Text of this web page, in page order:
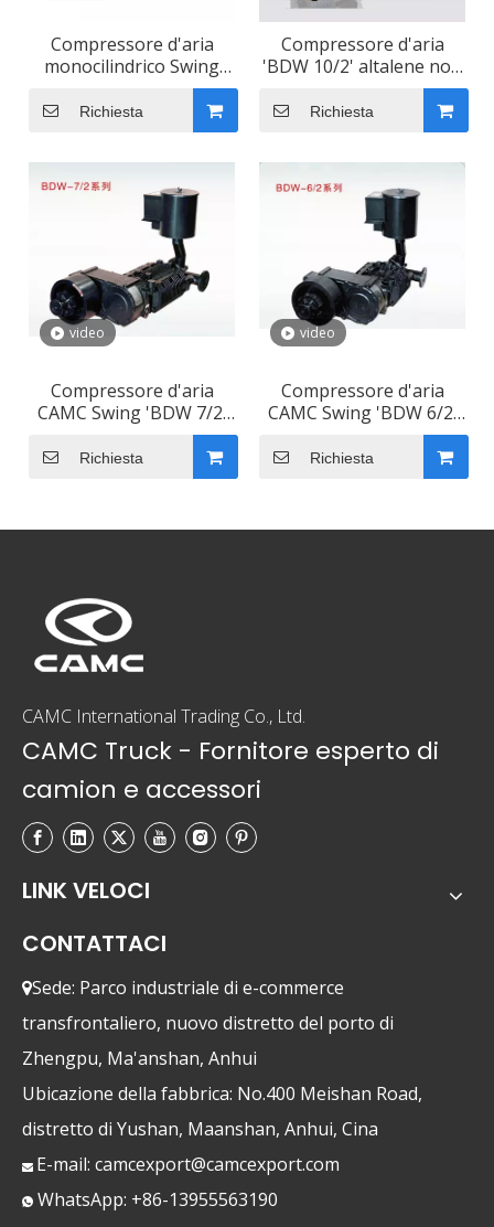
Compressore d'aria
monocilindrico Swing
non lubrificato CAMC
Richiesta
Compressore d'aria
'BDW 10/2' altalene non
lubrificate CAMC
Richiesta
video
Compressore d'aria
CAMC Swing 'BDW 7/2'
Richiesta
video
Compressore d'aria
CAMC Swing 'BDW 6/2'
Richiesta
CAMC International Trading Co., Ltd.
CAMC Truck - Fornitore esperto di
camion e accessori
LINK VELOCI
CONTATTACI
Sede: Parco industriale di e-commerce
transfrontaliero, nuovo distretto del porto di
Zhengpu, Ma'anshan, Anhui
Ubicazione della fabbrica: No.400 Meishan Road,
distretto di Yushan, Maanshan, Anhui, Cina
 E-mail: camcexport@camcexport.com
 WhatsApp: +86-13955563190